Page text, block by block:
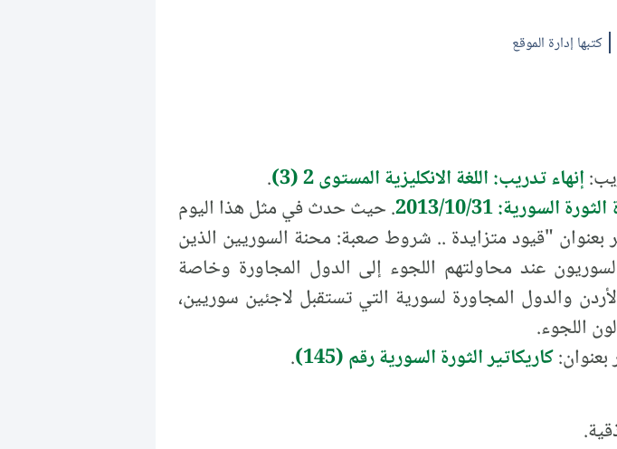
كتبها إدارة الموقع
إنهاء تدريب: اللغة الانكليزية المستوى 2 (3)
.
السورية: 2013/10/31
. حيث حدث في مثل هذا اليوم
تقرير بعنوان "قيود متزايدة .. شروط صعبة: محنة السوريين الذين
عند محاولتهم اللجوء إلى الدول المجاورة وخاصة
والدول المجاورة لسورية التي تستقبل لاجئين سوريين،
اللجوء.
كاريكاتير الثورة السورية رقم (145)
.